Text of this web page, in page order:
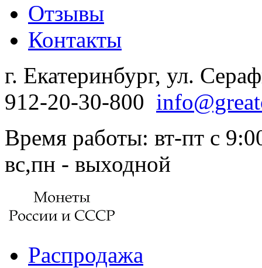
Отзывы
Контакты
г. Екатеринбург, ул.
912-20-30-800
Время работы: вт-пт с
вс,пн - выходной
Распродажа